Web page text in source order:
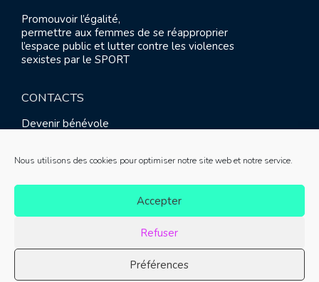
Nous utilisons des cookies pour optimiser notre site web et notre service.
Accepter
Refuser
Préférences
Promouvoir l’égalité,
permettre aux femmes de se réapproprier
l’espace public et lutter contre les violences
sexistes par le SPORT
CONTACTS
Devenir bénévole
Contact